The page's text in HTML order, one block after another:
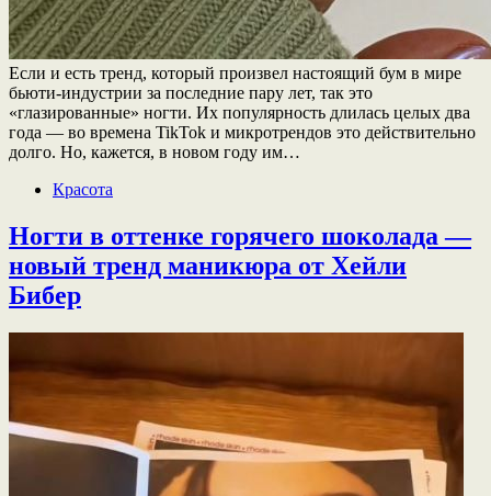
Если и есть тренд, который произвел настоящий бум в мире
бьюти-индустрии за последние пару лет, так это
«глазированные» ногти. Их популярность длилась целых два
года — во времена TikTok и микротрендов это действительно
долго. Но, кажется, в новом году им…
Красота
Ногти в оттенке горячего шоколада —
новый тренд маникюра от Хейли
Бибер